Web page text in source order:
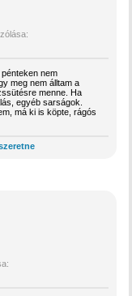
nem
meg nem álltam a
menne. Ha
egyéb sarságok.
má ki is köpte, rágós